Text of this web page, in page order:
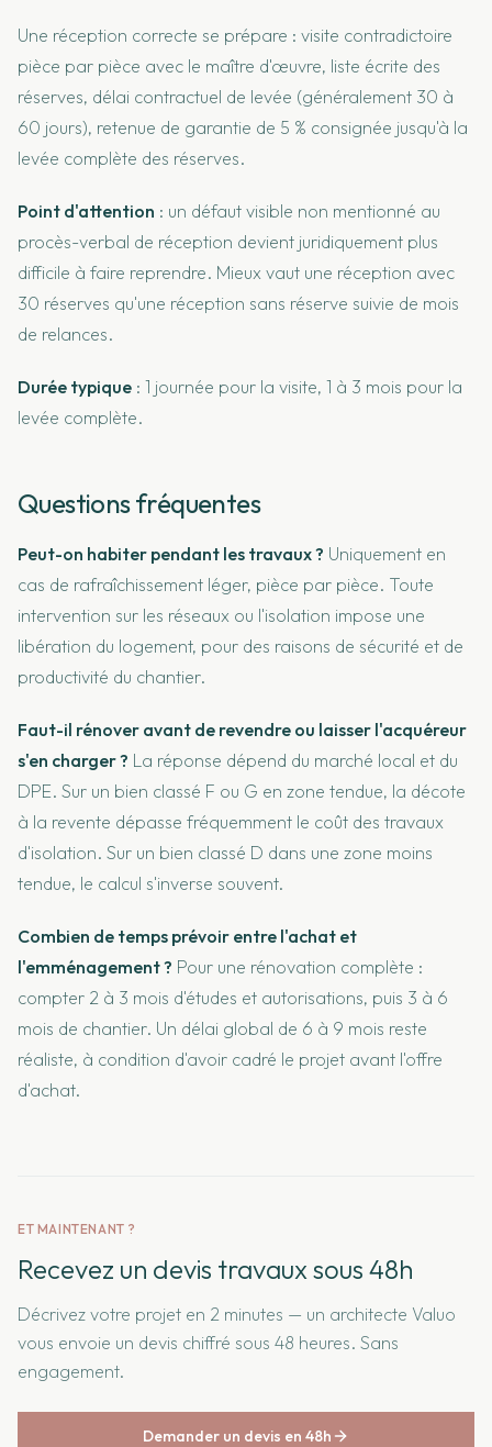
Une réception correcte se prépare : visite contradictoire
pièce par pièce avec le maître d'œuvre, liste écrite des
réserves, délai contractuel de levée (généralement 30 à
60 jours), retenue de garantie de 5 % consignée jusqu'à la
levée complète des réserves.
Point d'attention : un défaut visible non mentionné au
procès-verbal de réception devient juridiquement plus
difficile à faire reprendre. Mieux vaut une réception avec
30 réserves qu'une réception sans réserve suivie de mois
de relances.
Durée typique : 1 journée pour la visite, 1 à 3 mois pour la
levée complète.
Questions fréquentes
Peut-on habiter pendant les travaux ? Uniquement en
cas de rafraîchissement léger, pièce par pièce. Toute
intervention sur les réseaux ou l'isolation impose une
libération du logement, pour des raisons de sécurité et de
productivité du chantier.
Faut-il rénover avant de revendre ou laisser l'acquéreur
s'en charger ? La réponse dépend du marché local et du
DPE. Sur un bien classé F ou G en zone tendue, la décote
à la revente dépasse fréquemment le coût des travaux
d'isolation. Sur un bien classé D dans une zone moins
tendue, le calcul s'inverse souvent.
Combien de temps prévoir entre l'achat et
l'emménagement ? Pour une rénovation complète :
compter 2 à 3 mois d'études et autorisations, puis 3 à 6
mois de chantier. Un délai global de 6 à 9 mois reste
réaliste, à condition d'avoir cadré le projet avant l'offre
d'achat.
ET MAINTENANT ?
Recevez un devis travaux sous 48h
Décrivez votre projet en 2 minutes — un architecte Valuo
vous envoie un devis chiffré sous 48 heures. Sans
engagement.
Demander un devis en 48h